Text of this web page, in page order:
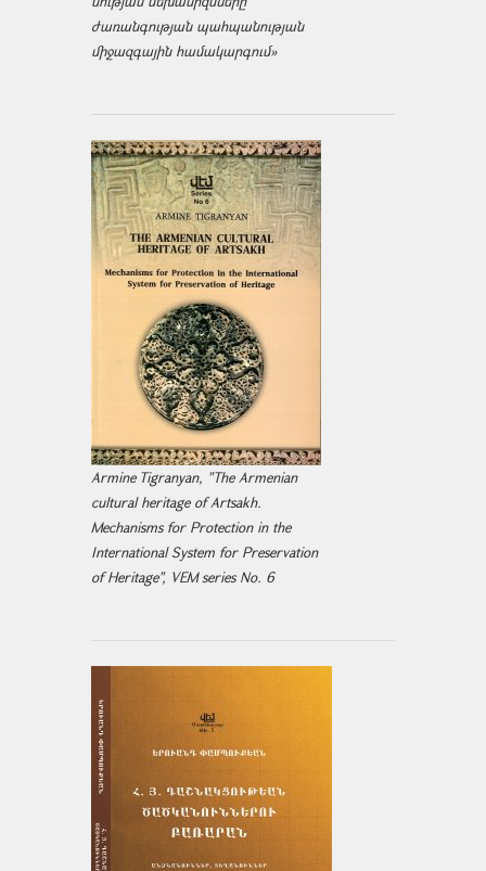
ժառանգության պահպանության
միջազ­գային համակարգում»
Armine Tigranyan, "The Armenian
cultural heritage of Artsakh.
Mechanisms for Protection in the
International System for Preservation
of Heritage", VEM series No. 6